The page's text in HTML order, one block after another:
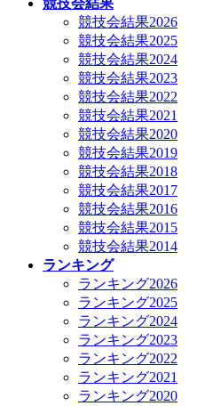
競技会結果
競技会結果2026
競技会結果2025
競技会結果2024
競技会結果2023
競技会結果2022
競技会結果2021
競技会結果2020
競技会結果2019
競技会結果2018
競技会結果2017
競技会結果2016
競技会結果2015
競技会結果2014
ランキング
ランキング2026
ランキング2025
ランキング2024
ランキング2023
ランキング2022
ランキング2021
ランキング2020